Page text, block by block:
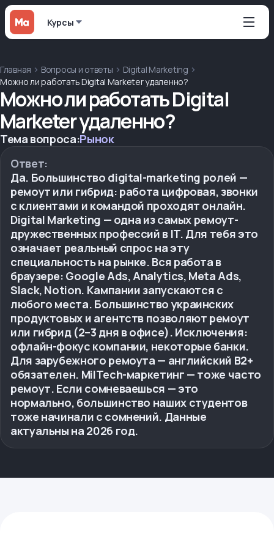
Курсы
Главная Вопросы и ответы
Digital Marketing
Можно ли работать Digital Marketer удаленно?
Можно ли работать Digital
Marketer удаленно?
Тема вопроса:Рынок
Ответ:
Да. Большинство digital-marketing ролей —
ремоут или гибрид: работа цифровая, звонки
с клиентами и командой проходят онлайн.
Digital Marketing — одна из самых ремоут-
дружественных профессий в IT. Для тебя это
означает реальный спрос на эту
специальность на рынке. Вся работа в
браузере: Google Ads, Analytics, Meta Ads,
Slack, Notion. Кампании запускаются с
любого места. Большинство украинских
продуктовых и агентств позволяют ремоут
или гибрид (2–3 дня в офисе). Исключения:
офлайн-фокус компании, некоторые банки.
Для зарубежного ремоута — английский B2+
обязателен. MilTech-маркетинг — тоже часто
ремоут. Если сомневаешься — это
нормально, большинство наших студентов
тоже начинали с сомнений. Данные
актуальны на 2026 год.